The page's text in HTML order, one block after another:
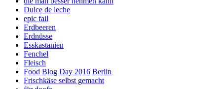
Dulce de leche
epic fail
Erdbeeren
Erdnüsse
Esskastanien
Fenchel
Fleisch
Food Blog Day 2016 Berlin
Frischkäse selbst gemacht